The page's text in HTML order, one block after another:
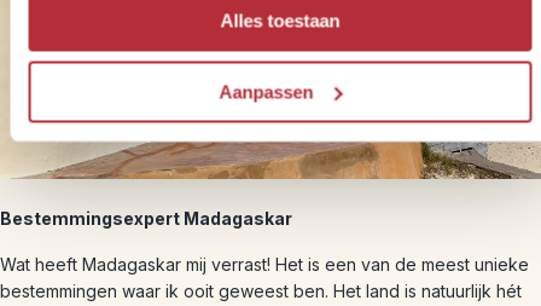
Alles toestaan
Aanpassen
Bestemmingsexpert Madagaskar
Wat heeft Madagaskar mij verrast! Het is een van de meest unieke
bestemmingen waar ik ooit geweest ben. Het land is natuurlijk hét